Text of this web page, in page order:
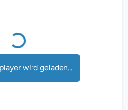
wird geladen...